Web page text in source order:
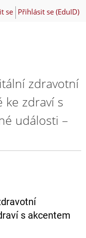
se Přihlásit se (EduID)
zdravotní
ke zdraví s
události –
s akcentem